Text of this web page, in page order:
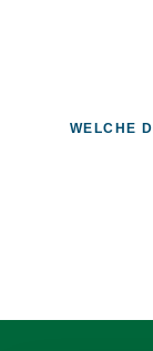
WELCHE